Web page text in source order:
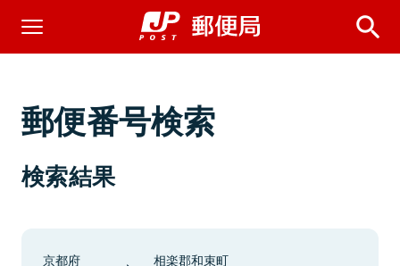
郵便番号検索
検索結果
京都府 相楽郡和束町